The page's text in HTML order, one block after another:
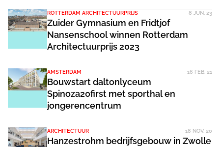
ROTTERDAM ARCHITECTUURPRIJS 8 JUN. 23
Zuider Gymnasium en Fridtjof
Nansenschool winnen Rotterdam
Architectuurprijs 2023
AMSTERDAM 16 FEB. 21
Bouwstart daltonlyceum
Spinoza20first met sporthal en
jongerencentrum
ARCHITECTUUR 18 NOV. 20
Hanzestrohm bedrijfsgebouw in Zwolle